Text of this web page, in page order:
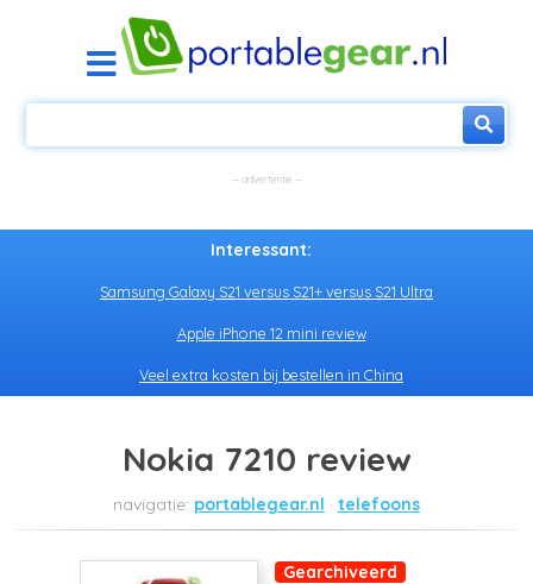
Interessant:
Samsung Galaxy S21 versus S21+ versus S21 Ultra
Apple iPhone 12 mini review
Veel extra kosten bij bestellen in China
Nokia 7210 review
portablegear.nl telefoons
Gearchiveerd